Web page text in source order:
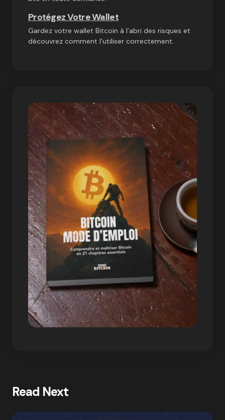
Protégez Votre Wallet
Gardez votre wallet Bitcoin à l’abri des risques et
découvrez comment l’utiliser correctement.
Read Next